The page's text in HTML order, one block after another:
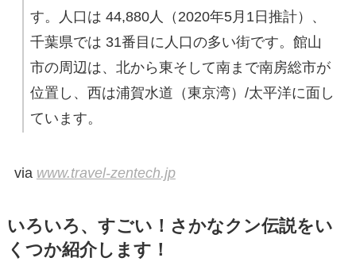
す。人口は 44,880人（2020年5月1日推計）、
千葉県では 31番目に人口の多い街です。館山
市の周辺は、北から東そして南まで南房総市が
位置し、西は浦賀水道（東京湾）/太平洋に面し
ています。
via www.travel-zentech.jp
いろいろ、すごい！さかなクン伝説をい
くつか紹介します！